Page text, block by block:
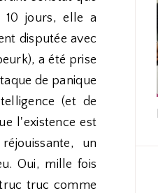
10 jours, elle a
disputée avec
a été prise
de panique
(et de
l'existence est
un
Oui, mille fois
truc comme